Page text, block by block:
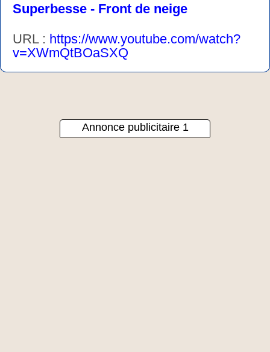
Superbesse - Front de neige
URL : https://www.youtube.com/watch?
v=XWmQtBOaSXQ
Annonce publicitaire 1